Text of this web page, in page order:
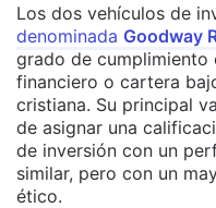
Los dos vehículos de
denominada Goodway
grado de cumplimiento
financiero o cartera
cristiana. Su principal
de asignar una
de inversión con un
similar, pero con un
ético.